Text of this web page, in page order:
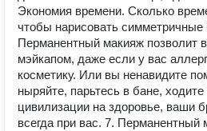
Экономия времени. Сколько
чтобы нарисовать симметричные
Перманентный макияж позволит
мэйкапом, даже если у вас
косметику. Или вы ненавидите
ныряйте, парьтесь в бане,
цивилизации на здоровье, ваши
всегда при вас. 7. Перманентный